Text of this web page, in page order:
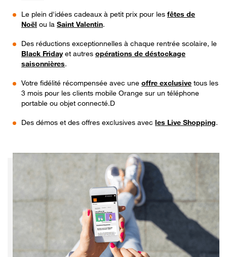
Le plein d'idées cadeaux à petit prix pour les fêtes de
Noël ou la Saint Valentin.
Des réductions exceptionnelles à chaque rentrée scolaire, le
Black Fridayet autres opérations de déstockage
saisonnières.
Votre fidélité récompensée avec une offre exclusive tous les
3 mois pour les clients mobile Orange sur un téléphone
portable ou objet connecté.D
Des démos et des offres exclusives avec les Live Shopping.